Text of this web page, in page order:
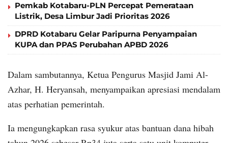
Pemkab Kotabaru-PLN Percepat Pemerataan
Listrik, Desa Limbur Jadi Prioritas 2026
DPRD Kotabaru Gelar Paripurna Penyampaian
KUPA dan PPAS Perubahan APBD 2026
Dalam sambutannya, Ketua Pengurus Masjid Jami Al-
Azhar, H. Heryansah, menyampaikan apresiasi mendalam
atas perhatian pemerintah.
Ia mengungkapkan rasa syukur atas bantuan dana hibah